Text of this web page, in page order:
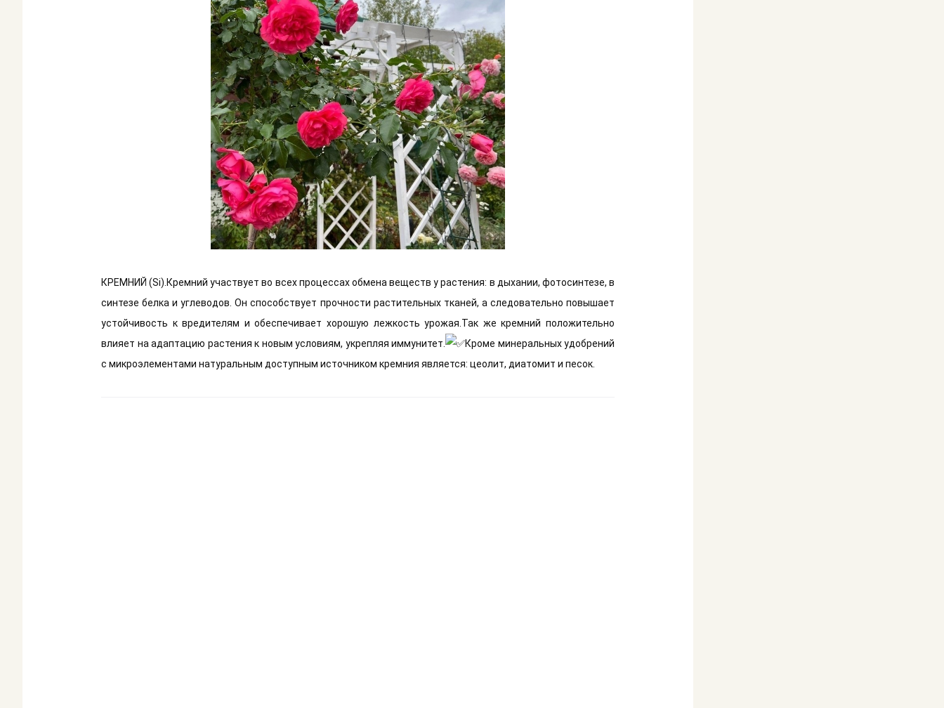
КРЕМНИЙ (Si).Кремний участвует во всех процессах обмена веществ у растения: в дыхании, фотосинтезе, в
синтезе белка и углеводов. Он способствует прочности растительных тканей, а следовательно повышает
устойчивость к вредителям и обеспечивает хорошую лежкость урожая.Так же кремний положительно
влияет на адаптацию растения к новым условиям, укрепляя иммунитет.
Кроме минеральных удобрений
с микроэлементами натуральным доступным источником кремния является: цеолит, диатомит и песок.